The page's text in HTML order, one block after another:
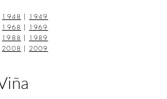
1948 | 1949
1968 | 1969
1988 | 1989
2008 | 2009